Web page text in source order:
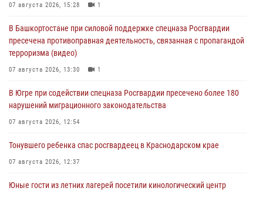
07 августа 2026, 15:28 1
В Башкортостане при силовой поддержке спецназа Росгвардии
пресечена противоправная деятельность, связанная с пропагандой
терроризма (видео)
07 августа 2026, 13:30 1
В Югре при содействии спецназа Росгвардии пресечено более 180
нарушений миграционного законодательства
07 августа 2026, 12:54
Тонувшего ребенка спас росгвардеец в Краснодарском крае
07 августа 2026, 12:37
Юные гости из летних лагерей посетили кинологический центр